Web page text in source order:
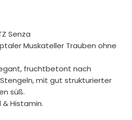
Senza
Muskateller Trauben ohne
fruchtbetont nach
mit gut strukturierter
süß.
& Histamin.